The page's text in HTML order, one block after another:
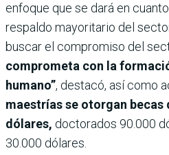
enfoque que se dará en
respaldo mayoritario del
buscar el compromiso del
comprometa con la
humano”, destacó, así como
maestrías se otorgan becas
dólares, doctorados 90.000
30.000 dólares.